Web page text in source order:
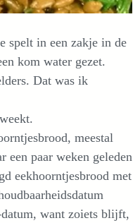
spelt in een zakje in de
kom water gezet.
Dat was ik
meestal
een paar weken geleden
eekhoorntjesbrood met
want zoiets blijft,